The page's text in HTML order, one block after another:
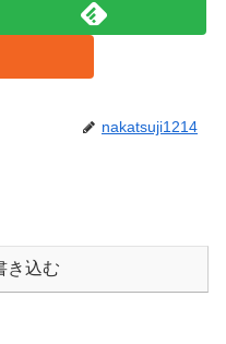
nakatsuji1214
き込む